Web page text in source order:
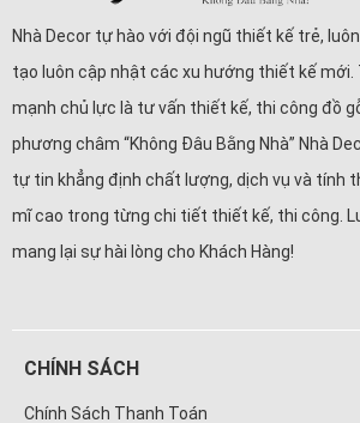
Nhà Decor tự hào với đội ngũ thiết kế trẻ,
tạo luôn cập nhật các xu hướng thiết kế mới.
mạnh chủ lực là tư vấn thiết kế, thi công đồ
phương châm “Không Đâu Bằng Nhà” Nhà
tự tin khẳng định chất lượng, dịch vụ và tính
mĩ cao trong từng chi tiết thiết kế, thi công.
mang lại sự hài lòng cho Khách Hàng!
CHÍNH SÁCH
Chính Sách Thanh Toán